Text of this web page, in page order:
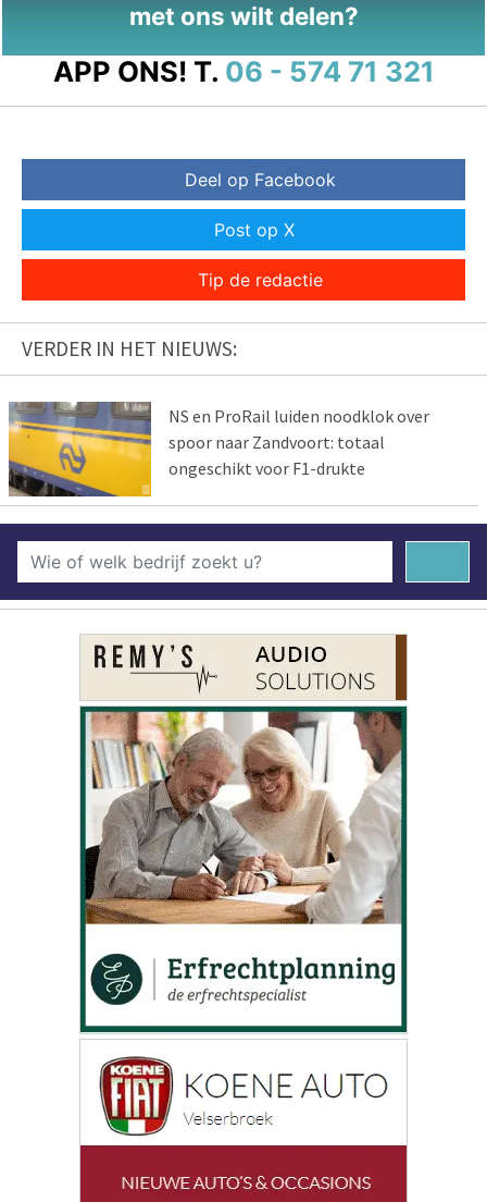
met ons wilt delen?
APP ONS! T. 06 - 574 71 321
Deel op Facebook
Post op X
Tip de redactie
VERDER IN HET NIEUWS:
NS en ProRail luiden noodklok over
spoor naar Zandvoort: totaal
ongeschikt voor F1-drukte